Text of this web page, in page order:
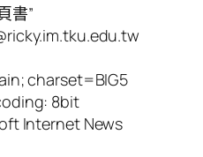
書”
charset=BIG5
8bit
Internet News